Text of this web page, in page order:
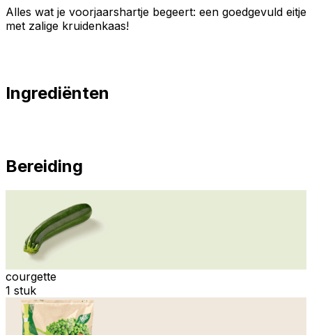
Alles wat je voorjaarshartje begeert: een goedgevuld eitje
met zalige kruidenkaas!
Ingrediënten
Bereiding
courgette
1 stuk